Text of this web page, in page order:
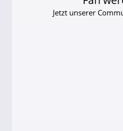
Jetzt unserer